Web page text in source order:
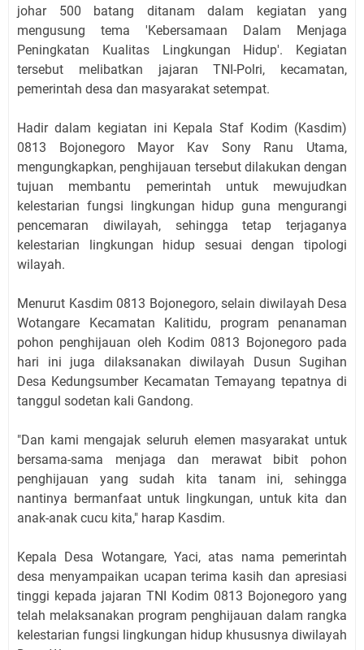
johar 500 batang ditanam dalam kegiatan yang
mengusung tema 'Kebersamaan Dalam Menjaga
Peningkatan Kualitas Lingkungan Hidup'. Kegiatan
tersebut melibatkan jajaran TNI-Polri, kecamatan,
pemerintah desa dan masyarakat setempat.
Hadir dalam kegiatan ini Kepala Staf Kodim (Kasdim)
0813 Bojonegoro Mayor Kav Sony Ranu Utama,
mengungkapkan, penghijauan tersebut dilakukan dengan
tujuan membantu pemerintah untuk mewujudkan
kelestarian fungsi lingkungan hidup guna mengurangi
pencemaran diwilayah, sehingga tetap terjaganya
kelestarian lingkungan hidup sesuai dengan tipologi
wilayah.
Menurut Kasdim 0813 Bojonegoro, selain diwilayah Desa
Wotangare Kecamatan Kalitidu, program penanaman
pohon penghijauan oleh Kodim 0813 Bojonegoro pada
hari ini juga dilaksanakan diwilayah Dusun Sugihan
Desa Kedungsumber Kecamatan Temayang tepatnya di
tanggul sodetan kali Gandong.
"Dan kami mengajak seluruh elemen masyarakat untuk
bersama-sama menjaga dan merawat bibit pohon
penghijauan yang sudah kita tanam ini, sehingga
nantinya bermanfaat untuk lingkungan, untuk kita dan
anak-anak cucu kita," harap Kasdim.
Kepala Desa Wotangare, Yaci, atas nama pemerintah
desa menyampaikan ucapan terima kasih dan apresiasi
tinggi kepada jajaran TNI Kodim 0813 Bojonegoro yang
telah melaksanakan program penghijauan dalam rangka
kelestarian fungsi lingkungan hidup khususnya diwilayah